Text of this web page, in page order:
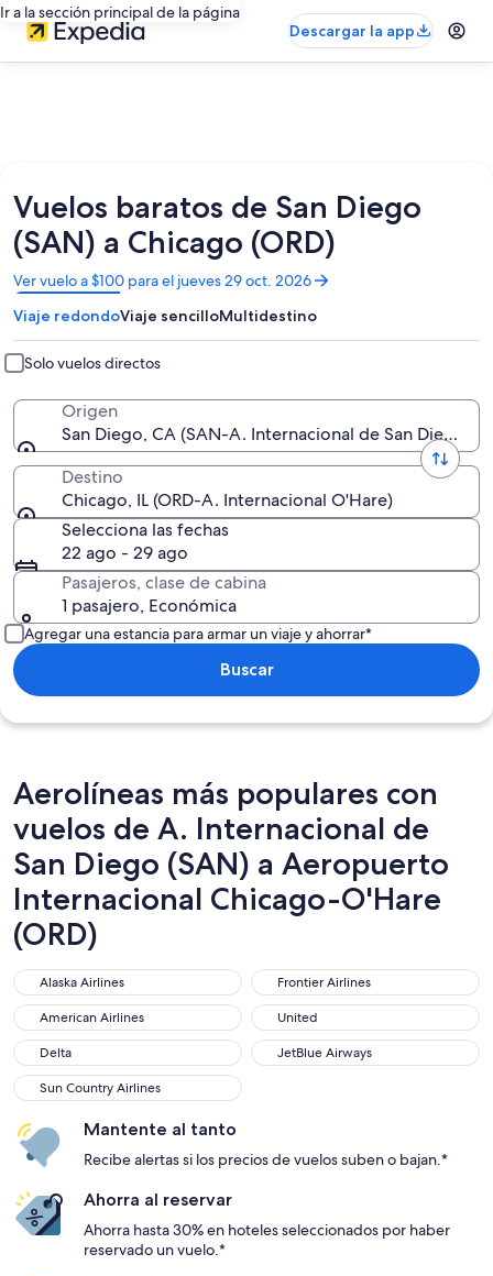
Ir a la sección principal de la página
Descargar la app
Vuelos baratos de San Diego
(SAN) a Chicago (ORD)
Ver vuelo a $100 para el jueves 29 oct. 2026
Se
abrirá
en
una
nueva
ventana
Viaje redondoViaje sencilloMultidestino
Solo vuelos directos
Origen
San Diego, CA (SAN-A. Internacional de San Diego)
Destino
Chicago, IL (ORD-A. Internacional O'Hare)
Selecciona las fechas
22 ago - 29 ago
Pasajeros, clase de cabina
1 pasajero, Económica
Agregar una estancia para armar un viaje y ahorrar*
Buscar
Aerolíneas más populares con
vuelos de A. Internacional de
San Diego (SAN) a Aeropuerto
Internacional Chicago-O'Hare
(ORD)
Alaska Airlines
Alaska Airlines Frontier Airlines
Frontier Airlines
American Airlines
American Airlines United
United
Delta
Delta JetBlue Airways
JetBlue Airways
Sun Country Airlines
Sun Country Airlines
Mantente al tanto
Recibe alertas si los precios de vuelos suben o bajan.*
Ahorra al reservar
Ahorra hasta 30% en hoteles seleccionados por haber
reservado un vuelo.*